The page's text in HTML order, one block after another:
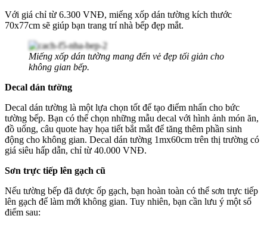
Với giá chỉ từ 6.300 VNĐ, miếng xốp dán tường kích thước
70x77cm sẽ giúp bạn trang trí nhà bếp đẹp mắt.
Miếng xốp dán tường mang đến vẻ đẹp tối giản cho
không gian bếp.
Decal dán tường
Decal dán tường là một lựa chọn tốt để tạo điểm nhấn cho bức
tường bếp. Bạn có thể chọn những mẫu decal với hình ảnh món ăn,
đồ uống, câu quote hay họa tiết bắt mắt để tăng thêm phần sinh
động cho không gian. Decal dán tường 1mx60cm trên thị trường có
giá siêu hấp dẫn, chỉ từ 40.000 VNĐ.
Sơn trực tiếp lên gạch cũ
Nếu tường bếp đã được ốp gạch, bạn hoàn toàn có thể sơn trực tiếp
lên gạch để làm mới không gian. Tuy nhiên, bạn cần lưu ý một số
điểm sau: